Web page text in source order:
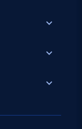
expand_more
expand_more
expand_more